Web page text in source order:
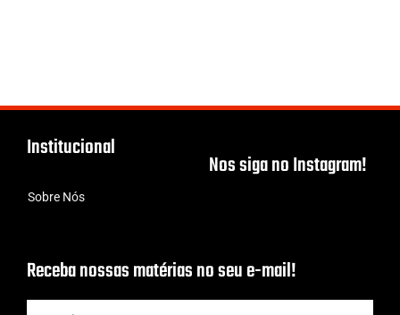
Institucional
Sobre Nós
Nos siga no Instagram!
Receba nossas matérias no seu e-mail!